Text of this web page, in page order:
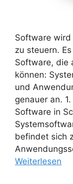
Software
zu steuern.
Software, die
können:
und
genauer an.
Software in
befindet sich
Weiterlesen